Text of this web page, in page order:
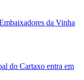
da Vinha
do Cartaxo entra em